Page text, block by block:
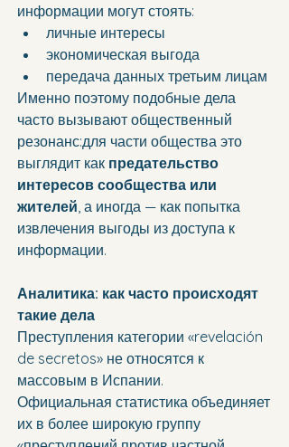
информации могут стоять:
личные интересы
экономическая выгода
передача данных третьим лицам
Именно поэтому подобные дела
часто вызывают общественный
резонанс:для части общества это
выглядит как предательство
интересов сообщества или
жителей, а иногда — как попытка
извлечения выгоды из доступа к
информации.
Аналитика: как часто происходят
такие дела
Преступления категории «revelación
de secretos» не относятся к
массовым в Испании.
Официальная статистика объединяет
их в более широкую группу